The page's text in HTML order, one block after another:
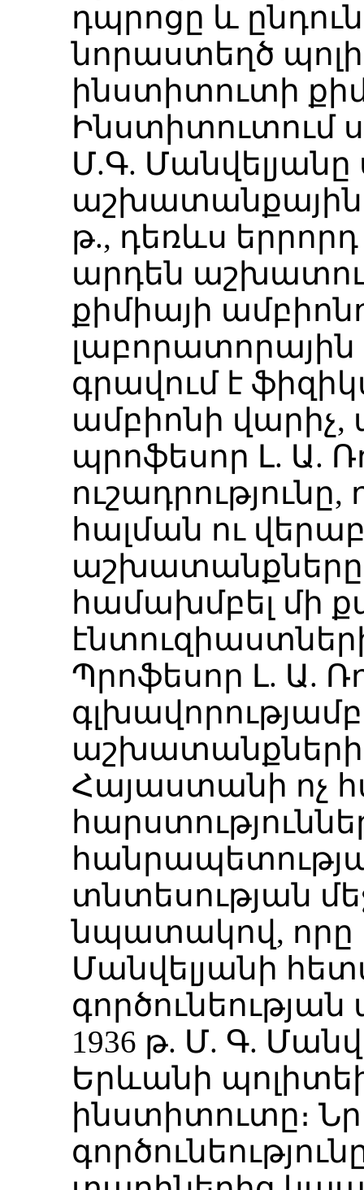
դպրոցը և
նորաստեղծ
ինստիտուտի
Ինստիտուտում
Մ.Գ. Մանվելյանը
աշխատանքային
թ., դեռևս
արդեն
քիմիայի
գրավում է
ամբիոնի
պրոֆեսոր Լ. Ա.
հալման ու
աշխատանքները
համախմբել մի
Պրոֆեսոր Լ. Ա.
աշխատանքների
Հայաստանի ոչ
տնտեսության
նպատակով, որը
Մանվելյանի
1936 թ. Մ. Գ.
Երևանի
ինստիտուտը։